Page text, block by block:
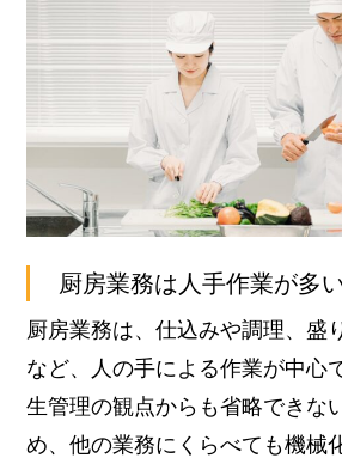
厨房業務は人手作業が多
厨房業務は、仕込みや調理、盛
など、人の手による作業が中心
生管理の観点からも省略できな
め、他の業務にくらべても機械